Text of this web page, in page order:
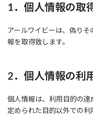
1．個人情報の取
アールワイビーは、偽り
報を取得致します。
2．個人情報の利
個人情報は、利用目的の達
定められた目的以外での